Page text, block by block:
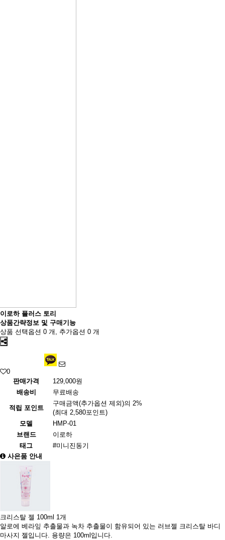
이로하 플러스 토리
상품간략정보 및 구매기능
상품 선택옵션 0 개, 추가옵션 0 개
0
판매가격
129,000원
배송비
무료배송
적립 포인트
구매금액(추가옵션 제외)의 2%
(최대 2,580포인트)
모델
HMP-01
브랜드
이로하
태그
#미니진동기
사은품 안내
크리스탈 젤 100ml 1개
알로에 베라잎 추출물과 녹차 추출물이 함유되어 있는 러브젤 크리스탈 바디
마사지 젤입니다. 용량은 100ml입니다.